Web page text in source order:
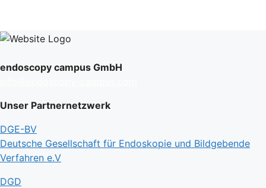
endoscopy campus GmbH
Unser Partnernetzwerk
DGE-BV
Deutsche Gesellschaft für Endoskopie und Bildgebende
Verfahren e.V
DGD